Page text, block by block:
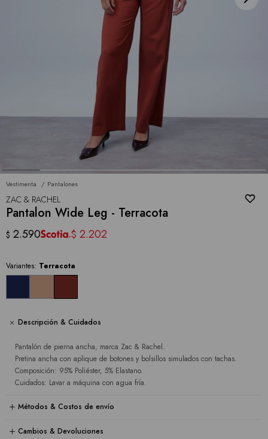
Vestimenta Pantalones
ZAC & RACHEL
Pantalon Wide Leg - Terracota
$ 2.590 $ 2.202
Variantes: Terracota
Descripción & Cuidados
Pantalón de pierna ancha, marca Zac & Rachel.
Pretina ancha con aplique de botones y bolsillos simulados con tachas.
Composición: 95% Poliéster, 5% Elastano.
Cuidados: Lavar a máquina con agua fría.
Métodos & Costos de envío
Cambios & Devoluciones